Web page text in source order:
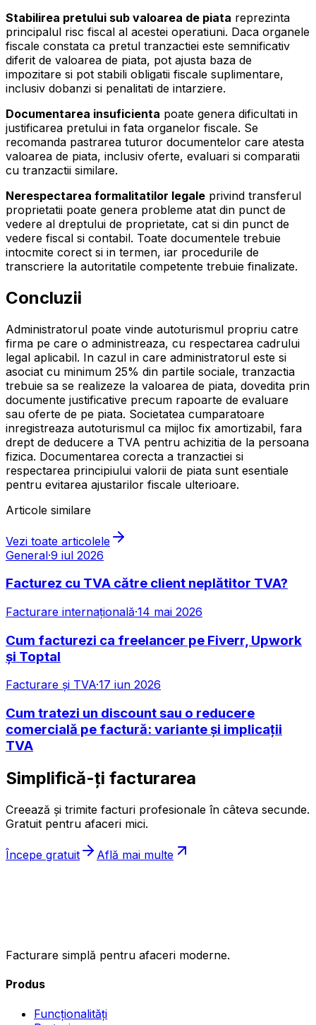
Stabilirea pretului sub valoarea de piata reprezinta
principalul risc fiscal al acestei operatiuni. Daca organele
fiscale constata ca pretul tranzactiei este semnificativ
diferit de valoarea de piata, pot ajusta baza de
impozitare si pot stabili obligatii fiscale suplimentare,
inclusiv dobanzi si penalitati de intarziere.
Documentarea insuficienta poate genera dificultati in
justificarea pretului in fata organelor fiscale. Se
recomanda pastrarea tuturor documentelor care atesta
valoarea de piata, inclusiv oferte, evaluari si comparatii
cu tranzactii similare.
Nerespectarea formalitatilor legale privind transferul
proprietatii poate genera probleme atat din punct de
vedere al dreptului de proprietate, cat si din punct de
vedere fiscal si contabil. Toate documentele trebuie
intocmite corect si in termen, iar procedurile de
transcriere la autoritatile competente trebuie finalizate.
Concluzii
Administratorul poate vinde autoturismul propriu catre
firma pe care o administreaza, cu respectarea cadrului
legal aplicabil. In cazul in care administratorul este si
asociat cu minimum 25% din partile sociale, tranzactia
trebuie sa se realizeze la valoarea de piata, dovedita prin
documente justificative precum rapoarte de evaluare
sau oferte de pe piata. Societatea cumparatoare
inregistreaza autoturismul ca mijloc fix amortizabil, fara
drept de deducere a TVA pentru achizitia de la persoana
fizica. Documentarea corecta a tranzactiei si
respectarea principiului valorii de piata sunt esentiale
pentru evitarea ajustarilor fiscale ulterioare.
Articole similare
Vezi toate articolele
General·9 iul 2026
Facturez cu TVA către client neplătitor TVA?
Facturare internațională·14 mai 2026
Cum facturezi ca freelancer pe Fiverr, Upwork
și Toptal
Facturare și TVA·17 iun 2026
Cum tratezi un discount sau o reducere
comercială pe factură: variante și implicații
TVA
Simplifică-ți facturarea
Creează și trimite facturi profesionale în câteva secunde.
Gratuit pentru afaceri mici.
Începe gratuit Află mai multe
Facturare simplă pentru afaceri moderne.
Produs
Funcționalități